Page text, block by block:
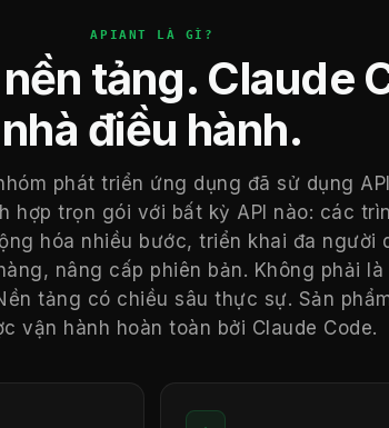
APIANT LÀ GÌ?
tảng. Claude
nhà điều hành.
phát triển ứng dụng đã sử dụng
hợp trọn gói với bất kỳ API nào: các
hóa nhiều bước, triển khai đa người
nâng cấp phiên bản. Không phải
tảng có chiều sâu thực sự. Sản
vận hành hoàn toàn bởi Claude Code.